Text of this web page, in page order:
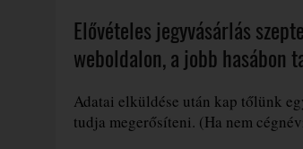
Elővételes jegyvásárlás
weboldalon, a jobb hasábon
Adatai elküldése után kap tőlünk
tudja megerősíteni. (Ha nem